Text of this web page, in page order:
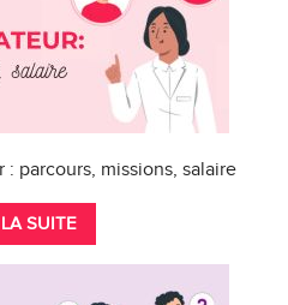
parcours, missions, salaire
SUITE